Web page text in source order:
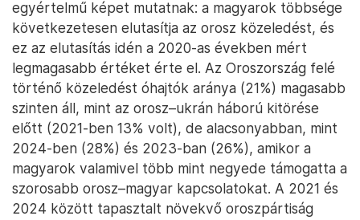
egyértelmű képet mutatnak: a magyarok többsége
következetesen elutasítja az orosz közeledést, és
ez az elutasítás idén a 2020-as években mért
legmagasabb értéket érte el. Az Oroszország felé
történő közeledést óhajtók aránya (21%) magasabb
szinten áll, mint az orosz–ukrán háború kitörése
előtt (2021-ben 13% volt), de alacsonyabban, mint
2024-ben (28%) és 2023-ban (26%), amikor a
magyarok valamivel több mint negyede támogatta a
szorosabb orosz–magyar kapcsolatokat. A 2021 és
2024 között tapasztalt növekvő oroszpártiság